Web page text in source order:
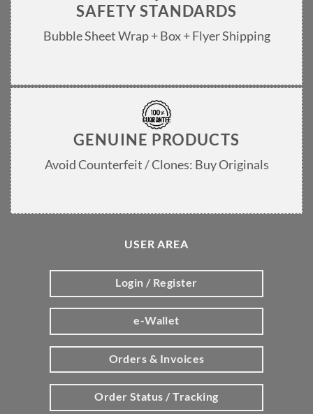
SAFETY STANDARDS
Bubble Sheet Wrap + Box + Flyer Shipping
GENUINE PRODUCTS
Avoid Counterfeit / Clones: Buy Originals
USER AREA
Login / Register
e-Wallet
Orders & Invoices
Order Status / Tracking